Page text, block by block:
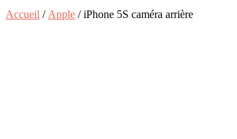
Accueil / Apple / iPhone 5S caméra arrière